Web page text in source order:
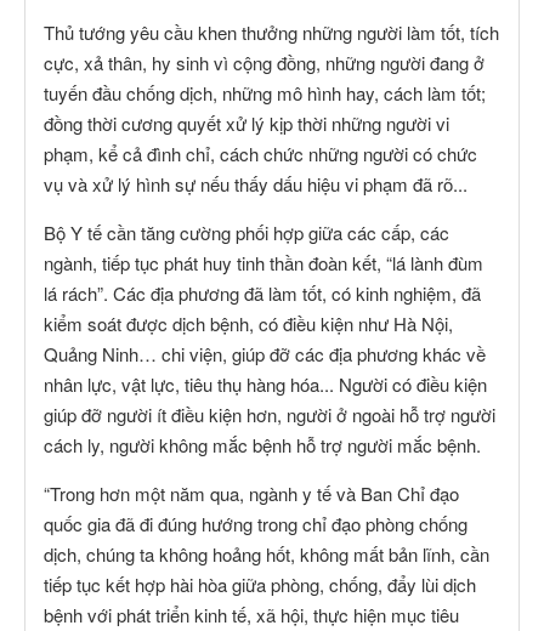
Thủ tướng yêu cầu khen thưởng những người làm tốt, tích
cực, xả thân, hy sinh vì cộng đồng, những người đang ở
tuyến đầu chống dịch, những mô hình hay, cách làm tốt;
đồng thời cương quyết xử lý kịp thời những người vi
phạm, kể cả đình chỉ, cách chức những người có chức
vụ và xử lý hình sự nếu thấy dấu hiệu vi phạm đã rõ...
Bộ Y tế cần tăng cường phối hợp giữa các cấp, các
ngành, tiếp tục phát huy tinh thần đoàn kết, “lá lành đùm
lá rách”. Các địa phương đã làm tốt, có kinh nghiệm, đã
kiểm soát được dịch bệnh, có điều kiện như Hà Nội,
Quảng Ninh… chi viện, giúp đỡ các địa phương khác về
nhân lực, vật lực, tiêu thụ hàng hóa... Người có điều kiện
giúp đỡ người ít điều kiện hơn, người ở ngoài hỗ trợ người
cách ly, người không mắc bệnh hỗ trợ người mắc bệnh.
“Trong hơn một năm qua, ngành y tế và Ban Chỉ đạo
quốc gia đã đi đúng hướng trong chỉ đạo phòng chống
dịch, chúng ta không hoảng hốt, không mất bản lĩnh, cần
tiếp tục kết hợp hài hòa giữa phòng, chống, đẩy lùi dịch
bệnh với phát triển kinh tế, xã hội, thực hiện mục tiêu